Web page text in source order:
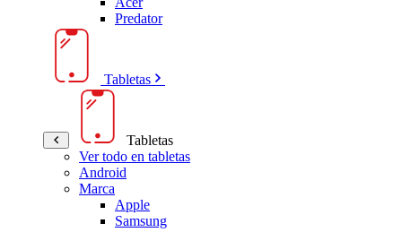
Predator
Tabletas
Tabletas
Ver todo en tabletas
Android
Marca
Apple
Samsung